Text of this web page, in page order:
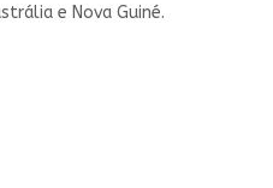
e Nova Guiné.